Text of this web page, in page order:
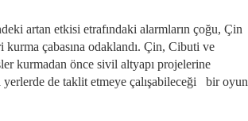
artan etkisi etrafındaki alarmların çoğu, Çin
kurma çabasına odaklandı. Çin, Cibuti ve
kurmadan önce sivil altyapı projelerine
yerlerde de taklit etmeye çalışabileceği bir oyun